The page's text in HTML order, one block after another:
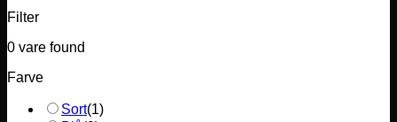
Filter
0 vare found
Farve
Sort(1)